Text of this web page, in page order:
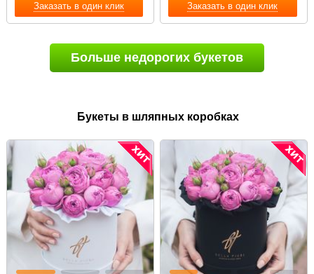
Заказать в один клик Заказать в один клик
Больше недорогих букетов
Букеты в шляпных коробках